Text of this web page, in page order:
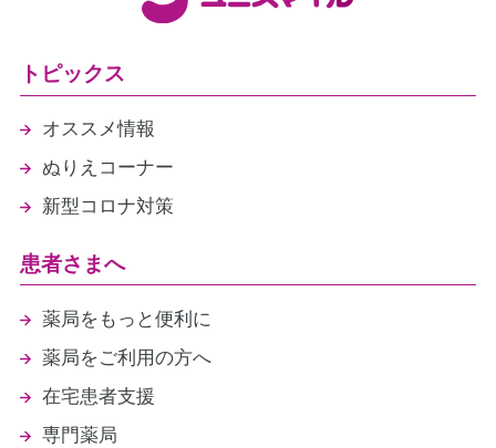
トピックス
オススメ情報
ぬりえコーナー
新型コロナ対策
患者さまへ
薬局をもっと便利に
薬局をご利用の方へ
在宅患者支援
専門薬局